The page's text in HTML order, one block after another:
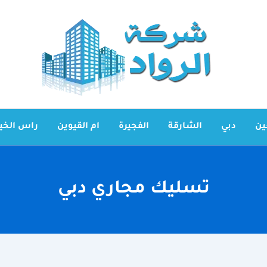
دبي الشارقة الفجيرة ام القيوين راس
تسليك مجاري دبي